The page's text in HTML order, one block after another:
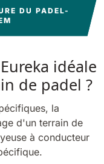
h
DU PADEL-
idéale
de padel ?
la
d'un terrain de
à conducteur